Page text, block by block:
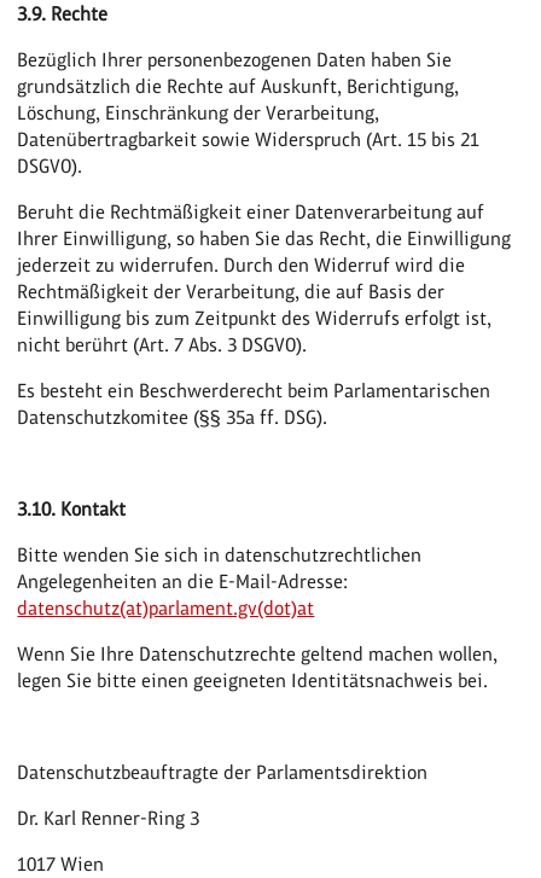
3.9. Rechte
Bezüglich Ihrer personenbezogenen Daten haben Sie
grundsätzlich die Rechte auf Auskunft, Berichtigung,
Löschung, Einschränkung der Verarbeitung,
Datenübertragbarkeit sowie Widerspruch (Art. 15 bis 21
DSGVO).
Beruht die Rechtmäßigkeit einer Datenverarbeitung auf
Ihrer Einwilligung, so haben Sie das Recht, die Einwilligung
jederzeit zu widerrufen. Durch den Widerruf wird die
Rechtmäßigkeit der Verarbeitung, die auf Basis der
Einwilligung bis zum Zeitpunkt des Widerrufs erfolgt ist,
nicht berührt (Art. 7 Abs. 3 DSGVO).
Es besteht ein Beschwerderecht beim Parlamentarischen
Datenschutzkomitee (§§ 35a ff. DSG).
3.10. Kontakt
Bitte wenden Sie sich in datenschutzrechtlichen
Angelegenheiten an die E-Mail-Adresse:
datenschutz(at)parlament.gv(dot)at
Wenn Sie Ihre Datenschutzrechte geltend machen wollen,
legen Sie bitte einen geeigneten Identitätsnachweis bei.
Datenschutzbeauftragte der Parlamentsdirektion
Dr. Karl Renner-Ring 3
1017 Wien